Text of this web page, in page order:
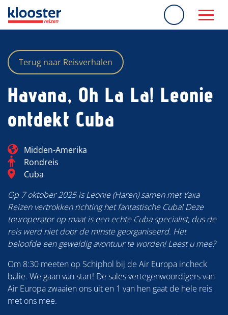
overslaan
Terug naar Reisverhalen
Havana, Oh La La! Leonie
ontdekt Cuba
Blog_field_Bestemming
Cuba
Categorie
Rondreis
Blog_field_Continent
Midden-Amerika
Op 7 oktober 2025 is Leonie (Haren) samen met Yaxa
Reizen vertrokken richting het fantastische Cuba! Deze
touroperator op maat is een echte Cuba specialist, dus de
reis werd niet door de minste georganiseerd. Het
beloofde een geweldig avontuur te worden! Leest u mee?
Om 8:30 meeten op Schiphol bij de Air Europa incheck
balie. We gaan van start! De sales vertegenwoordigers van
Air Europa zwaaien ons uit en 1 van hen gaat de hele reis
met ons mee.